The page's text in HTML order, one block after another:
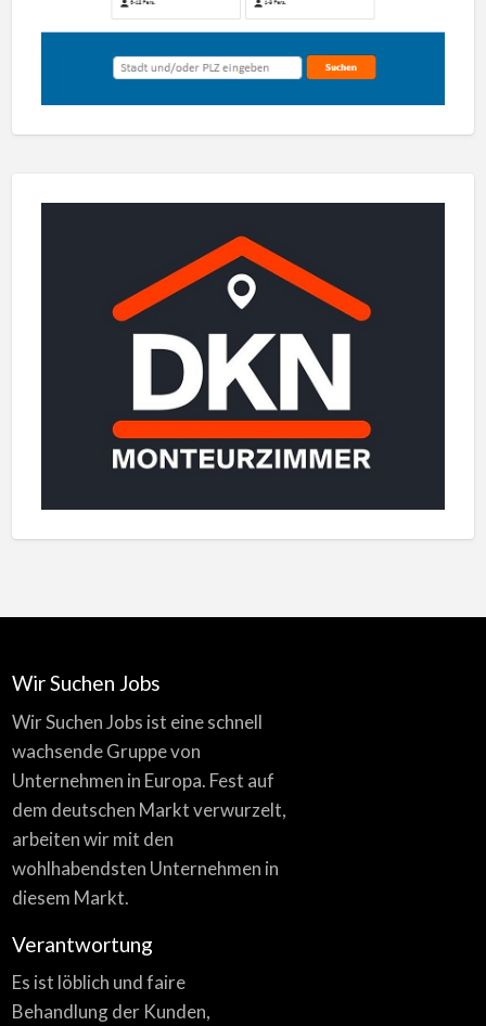
Wir Suchen Jobs
Wir Suchen Jobs ist eine schnell
wachsende Gruppe von
Unternehmen in Europa. Fest auf
dem deutschen Markt verwurzelt,
arbeiten wir mit den
wohlhabendsten Unternehmen in
diesem Markt.
Verantwortung
Es ist löblich und faire
Behandlung der Kunden,